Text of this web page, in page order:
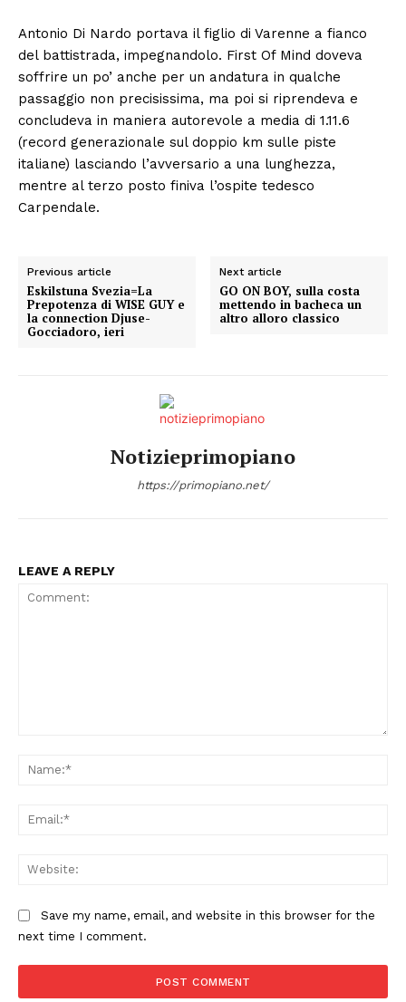
Antonio Di Nardo portava il figlio di Varenne a fianco
del battistrada, impegnandolo. First Of Mind doveva
soffrire un po’ anche per un andatura in qualche
passaggio non precisissima, ma poi si riprendeva e
concludeva in maniera autorevole a media di 1.11.6
(record generazionale sul doppio km sulle piste
italiane) lasciando l’avversario a una lunghezza,
mentre al terzo posto finiva l’ospite tedesco
Carpendale.
Previous article
Eskilstuna Svezia=La
Prepotenza di WISE GUY e
la connection Djuse-
Gocciadoro, ieri
Next article
GO ON BOY, sulla costa
mettendo in bacheca un
altro alloro classico
Notizieprimopiano
https://primopiano.net/
LEAVE A REPLY
Save my name, email, and website in this browser for the
next time I comment.